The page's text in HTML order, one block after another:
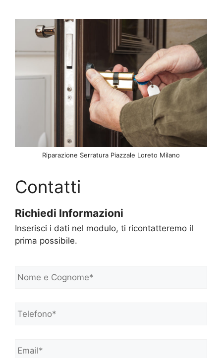
Riparazione Serratura Piazzale Loreto Milano
Contatti
Richiedi Informazioni
Inserisci i dati nel modulo, ti ricontatteremo il
prima possibile.
o
e
C
n